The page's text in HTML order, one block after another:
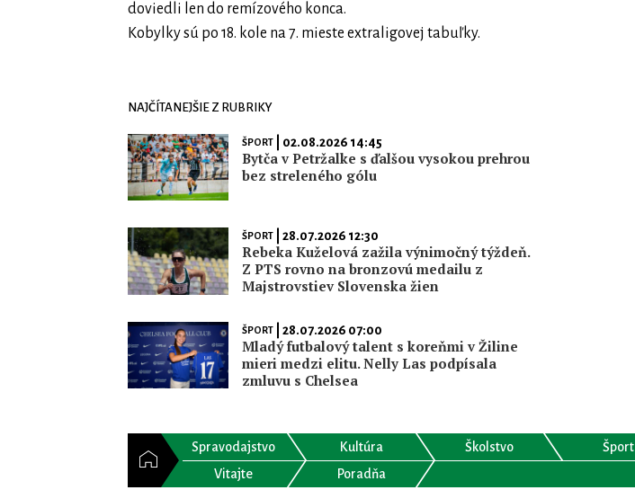
doviedli len do remízového konca.
Kobylky sú po 18. kole na 7. mieste extraligovej tabuľky.
NAJČÍTANEJŠIE Z RUBRIKY
ŠPORT| 02.08.2026 14:45
Bytča v Petržalke s ďalšou vysokou prehrou
bez streleného gólu
ŠPORT| 28.07.2026 12:30
Rebeka Kuželová zažila výnimočný týždeň.
Z PTS rovno na bronzovú medailu z
Majstrovstiev Slovenska žien
ŠPORT| 28.07.2026 07:00
Mladý futbalový talent s koreňmi v Žiline
mieri medzi elitu. Nelly Las podpísala
zmluvu s Chelsea
Spravodajstvo Kultúra Školstvo Šport
Vitajte
Poradňa